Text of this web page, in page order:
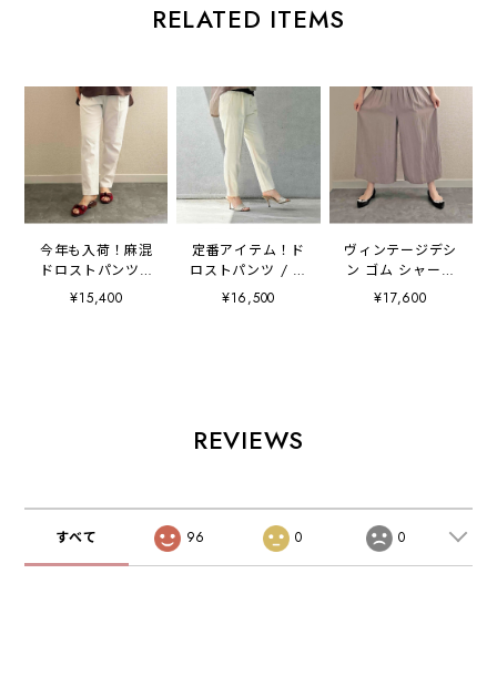
RELATED ITEMS
今年も入荷！麻混
ドロストパンツ /
テーパードパンツ
ウエストゴム
¥15,400
定番アイテム！ド
ロストパンツ / テ
ーパードパンツ ウ
エストゴム 【手
¥16,500
ヴィンテージデシ
ン ゴム シャーリ
ング パンツ / ス
カンツ / キュロッ
¥17,600
REVIEWS
すべて 96 0 0